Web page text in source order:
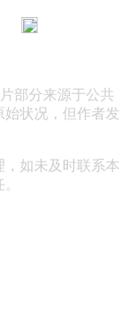
部分来源于公共
始状况，但作者发
如未及时联系本